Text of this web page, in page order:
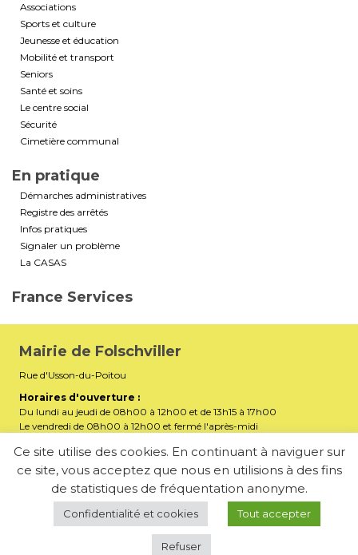
Associations
Sports et culture
Jeunesse et éducation
Mobilité et transport
Seniors
Santé et soins
Le centre social
Sécurité
Cimetière communal
En pratique
Démarches administratives
Registre des arrêtés
Infos pratiques
Signaler un problème
La CASAS
France Services
Mairie de Folschviller
Rue d'Usson-du-Poitou
Horaires d'ouverture :
Du lundi au jeudi de 08h00 à 12h00 et de 13h15 à 17h00
Le vendredi de 08h00 à 12h00 et fermé l'après-midi
Téléphone :03 87 29 32 90
E-mail : mairiefolschviller57730@gmail.com
Membre de la Communauté d’Agglomération Saint-Avold
Synergie
Politique de confidentialité
Ce site utilise des cookies. En continuant à naviguer sur
ce site, vous acceptez que nous en utilisions à des fins
de statistiques de fréquentation anonyme.
Confidentialité et cookies Tout accepter
Refuser